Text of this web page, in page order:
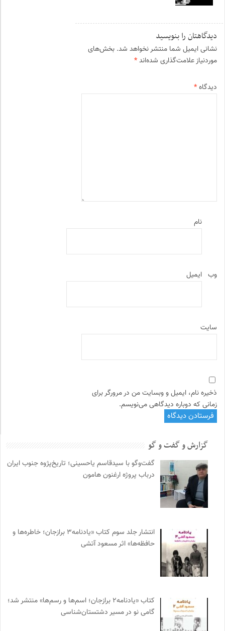
دیدگاهتان را بنویسید
نشانی ایمیل شما منتشر نخواهد شد. بخش‌های
موردنیاز علامت‌گذاری شده‌اند*
دیدگاه*
نام
ایمیل وب‌
سایت
ذخیره نام، ایمیل و وبسایت من در مرورگر برای
زمانی که دوباره دیدگاهی می‌نویسم.
گزارش و گفت و گو
گفت‌وگو با سیدقاسم یاحسینی؛ تاریخ‌پژوه جنوب ایران
درباب پروژه ارغنون هامون
انتشار جلد سوم کتاب «یادنامه۳ برازجان؛ خاطره‌ها و
حافظه‌ها» اثر مسعود آتشی
کتاب «یادنامه۲ برازجان؛ اسم‌ها و رسم‌ها» منتشر شد؛
گامی نو در مسیر دشتستان‌شناسی